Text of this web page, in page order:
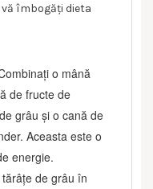
îmbogăți dieta
o mână
de fructe de
grâu și o cană de
Aceasta este o
energie.
de grâu în